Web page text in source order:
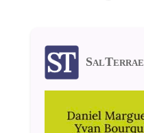
SalTerrae